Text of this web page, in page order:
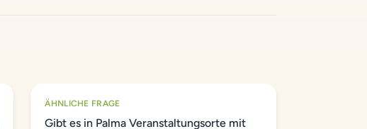
ÄHNLICHE FRAGE
Gibt es in Palma Veranstaltungsorte mit